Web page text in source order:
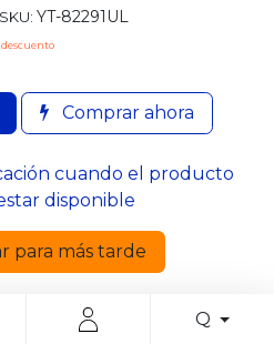
Q
SKU: YT-82291UL
descuento
Comprar ahora
cuando el producto
disponible
para más tarde